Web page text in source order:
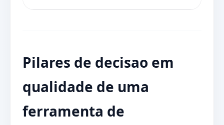
Pilares de decisao em
qualidade de uma
ferramenta de